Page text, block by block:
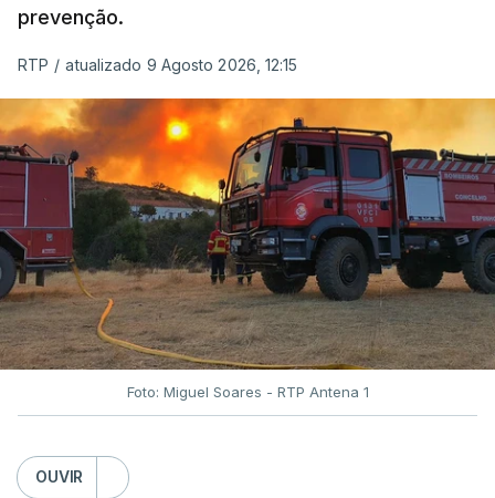
prevenção.
RTP / atualizado 9 Agosto 2026, 12:15
Foto: Miguel Soares - RTP Antena 1
OUVIR